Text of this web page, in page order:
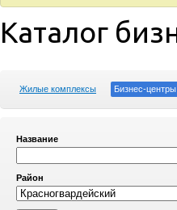
Каталог
Жилые комплексы Бизнес-центры
Название
Район